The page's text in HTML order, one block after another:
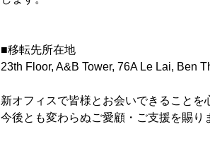
■移転先所在地
23th Floor, A&B Tower, 76A Le Lai, Ben
新オフィスで皆様とお会いできることを
今後とも変わらぬご愛顧・ご支援を賜り